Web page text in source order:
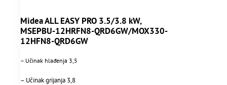
Midea ALL EASY PRO 3.5/3.8 kW,
MSEPBU-12HRFN8-QRD6GW/MOX330-
12HFN8-QRD6GW
– Učinak hlađenja 3,5
– Učinak grijanja 3,8